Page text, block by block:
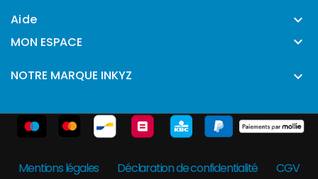
Aide 
MON ESPACE 
NOTRE MARQUE INKYZ 
Mentions légales Déclaration de confidentialité CGV